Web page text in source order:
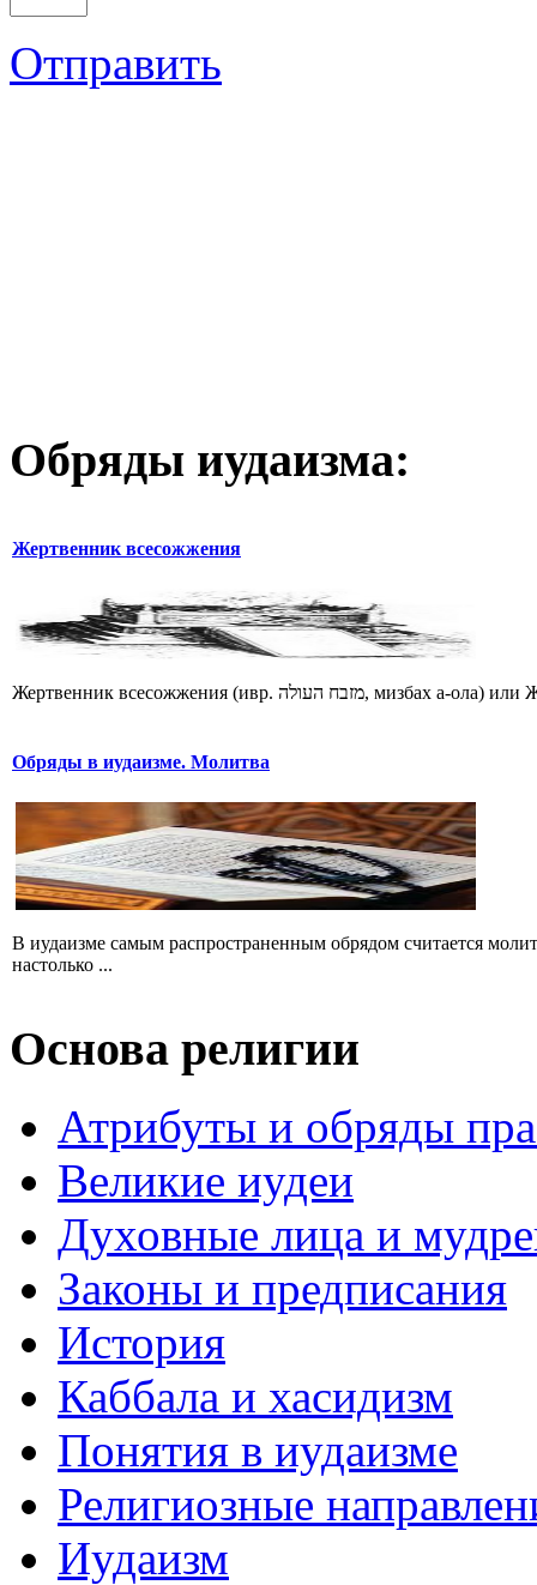
Отправить
Обряды иудаизма:
Жертвенник всесожжения
Обряды в иудаизме. Молитва
В иудаизме самым распространенным обрядом считается
настолько ...
Основа религии
Атрибуты и обряды
Великие иудеи
Духовные лица и
Законы и предписания
История
Каббала и хасидизм
Понятия в иудаизме
Религиозные
Иудаизм